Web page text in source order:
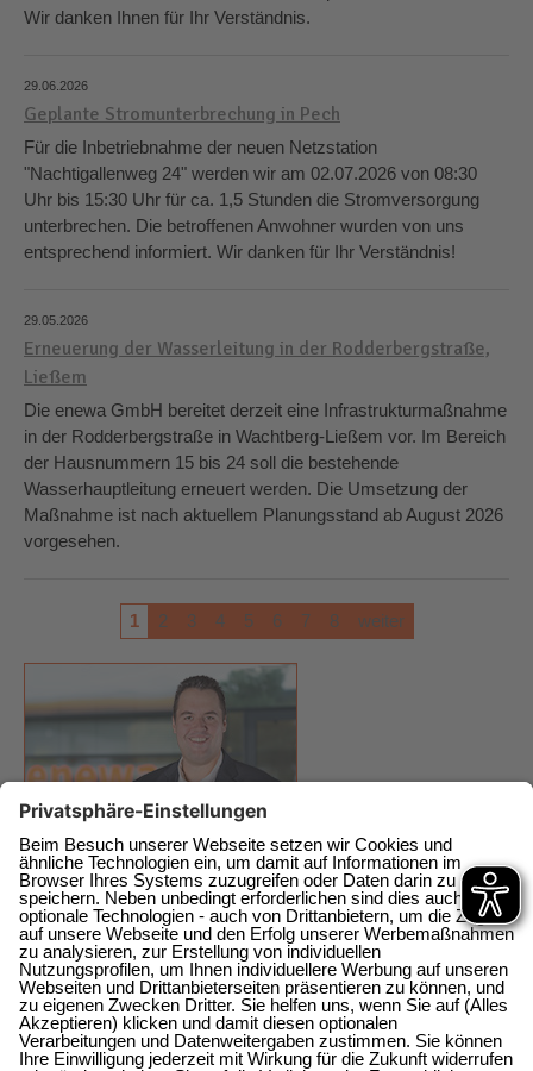
Wir danken Ihnen für Ihr Verständnis.
29.06.2026
Geplante Stromunterbrechung in Pech
Für die Inbetriebnahme der neuen Netzstation
"Nachtigallenweg 24" werden wir am 02.07.2026 von 08:30
Uhr bis 15:30 Uhr für ca. 1,5 Stunden die Stromversorgung
unterbrechen. Die betroffenen Anwohner wurden von uns
entsprechend informiert. Wir danken für Ihr Verständnis!
29.05.2026
Erneuerung der Wasserleitung in der Rodderbergstraße,
Ließem
Die enewa GmbH bereitet derzeit eine Infrastrukturmaßnahme
in der Rodderbergstraße in Wachtberg-Ließem vor. Im Bereich
der Hausnummern 15 bis 24 soll die bestehende
Wasserhauptleitung erneuert werden. Die Umsetzung der
Maßnahme ist nach aktuellem Planungsstand ab August 2026
vorgesehen.
1 2 3 4 5 6 7 8 weiter
enewa GmbH
Energie + Wasser Wachtberg
Am Wachtbergring 2a
direkt am EKZ
53343 Wachtberg-Berkum
0228 / 377368 0